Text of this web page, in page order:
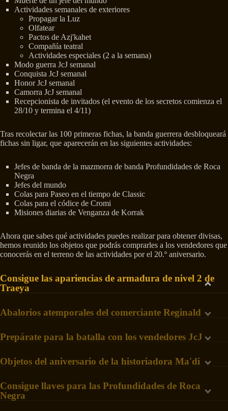
Actividades semanales de exteriores
Propagar la Luz
Olfatear
Pactos de Azj'kahet
Compañía teatral
Actividades especiales (2 a la semana)
Modo guerra JcJ semanal
Conquista JcJ semanal
Honor JcJ semanal
Camorra JcJ semanal
Recepcionista de invitados (el evento de los secretos comienza el
28/10 y termina el 4/11)
Tras recolectar las 100 primeras fichas, la banda guerrera desbloqueará
fichas sin ligar, que aparecerán en las siguientes actividades:
Jefes de banda de la mazmorra de banda Profundidades de Roca
Negra
Jefes del mundo
Colas para Paseo en el tiempo de Classic
Colas para el códice de Cromi
Misiones diarias de Venganza de Korrak
Ahora que sabes qué actividades puedes realizar para obtener divisas,
hemos reunido los objetos que podrás comprarles a los vendedores que
conocerás en el terreno de las actividades por el 20.º aniversario.
Consigue las apariencias de armadura de nivel 2 de
Traeya
Abalorios atemporales del comerciante Reginald
Prepárate para la batalla con los vendedores JcJ
Objetos del aniversario de la historiadora Ma'di
Consigue llaves para las Profundidades de Roca
Negra